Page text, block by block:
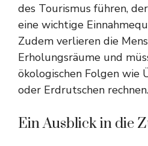
des Tourismus führen,
eine wichtige
Zudem verlieren die
Erholungsräume und
ökologischen Folgen wie
oder Erdrutschen rechnen.
Ein Ausblick in die